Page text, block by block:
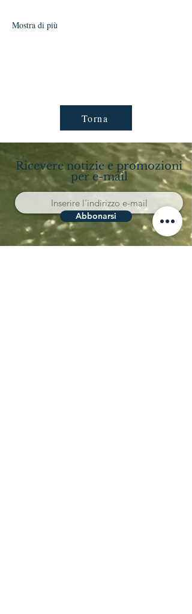
Mostra di più
Torna
Ricevere notizie e promozioni
per e-mail
Abbonarsi